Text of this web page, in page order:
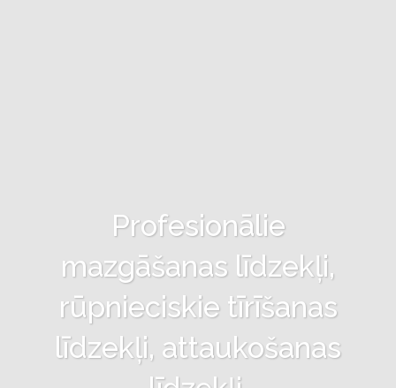
Profesionālie
mazgāšanas līdzekļi,
rūpnieciskie tīrīšanas
līdzekļi, attaukošanas